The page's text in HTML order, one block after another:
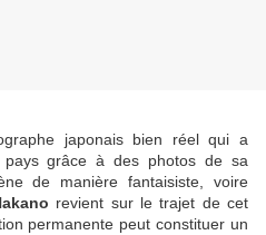
japonais bien réel qui a
grâce à des photos de sa
de manière fantaisiste, voire
revient sur le trajet de cet
permanente peut constituer un